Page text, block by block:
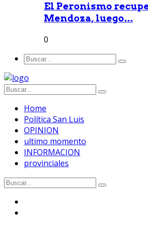
El Peronismo
Mendoza, luego...
0
Home
Política San Luis
OPINION
ultimo momento
INFORMACION
provinciales